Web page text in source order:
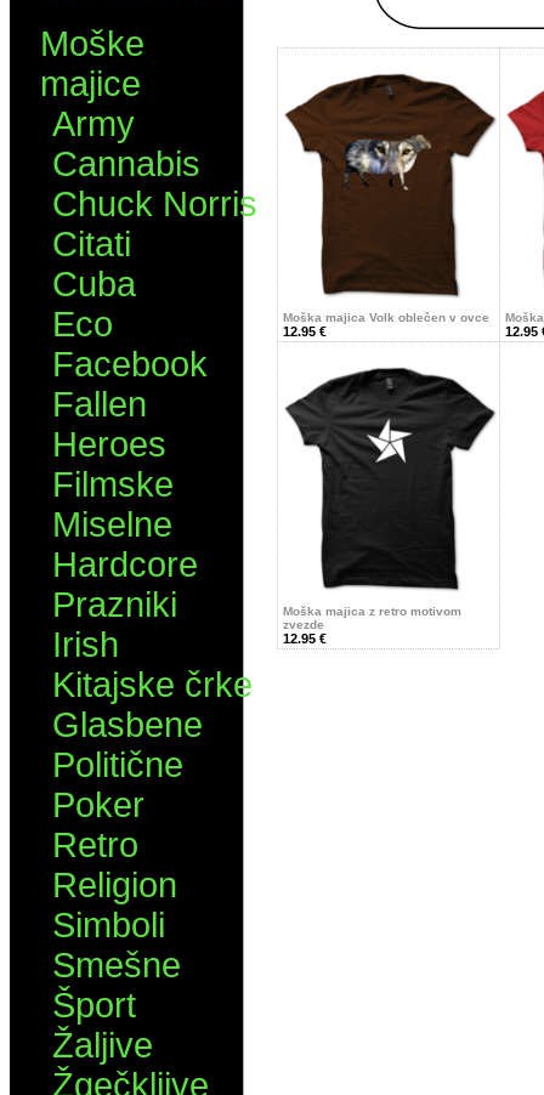
Moške
majice
Army
Cannabis
Chuck Norris
Citati
Cuba
Eco
Facebook
Fallen
Heroes
Filmske
Miselne
Hardcore
Prazniki
Irish
Kitajske črke
Glasbene
Politične
Poker
Retro
Religion
Simboli
Smešne
Šport
Žaljive
Žgečkljive
Moška majica Volk oblečen v ovce
12.95 € 12.95
Moška majica z retro motivom
zvezde
12.95 €